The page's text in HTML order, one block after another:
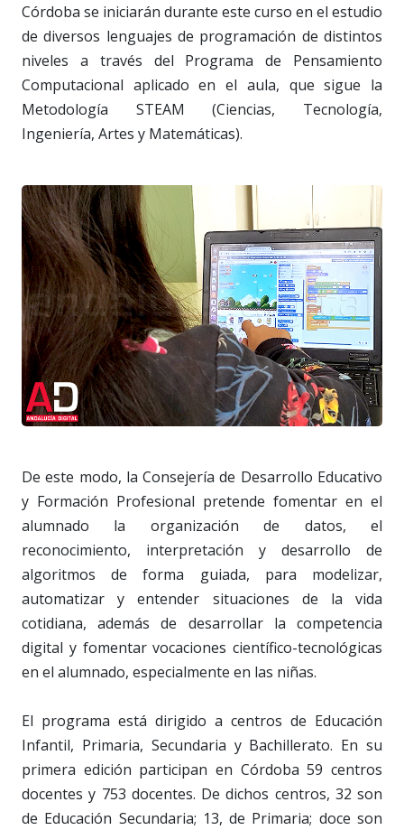
Córdoba se iniciarán durante este curso en el estudio
de diversos lenguajes de programación de distintos
niveles a través del Programa de Pensamiento
Computacional aplicado en el aula, que sigue la
Metodología STEAM (Ciencias, Tecnología,
Ingeniería, Artes y Matemáticas).
De este modo, la Consejería de Desarrollo Educativo
y Formación Profesional pretende fomentar en el
alumnado la organización de datos, el
reconocimiento, interpretación y desarrollo de
algoritmos de forma guiada, para modelizar,
automatizar y entender situaciones de la vida
cotidiana, además de desarrollar la competencia
digital y fomentar vocaciones científico-tecnológicas
en el alumnado, especialmente en las niñas.
El programa está dirigido a centros de Educación
Infantil, Primaria, Secundaria y Bachillerato. En su
primera edición participan en Córdoba 59 centros
docentes y 753 docentes. De dichos centros, 32 son
de Educación Secundaria; 13, de Primaria; doce son